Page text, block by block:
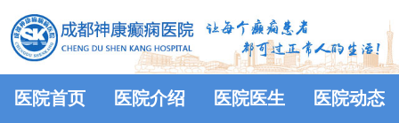
医院首页 医院介绍 医院医生 医院动态